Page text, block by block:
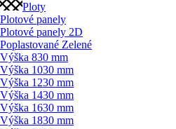
Ploty
Plotové panely
Plotové panely 2D
Poplastované Zelené
Výška 830 mm
Výška 1030 mm
Výška 1230 mm
Výška 1430 mm
Výška 1630 mm
Výška 1830 mm